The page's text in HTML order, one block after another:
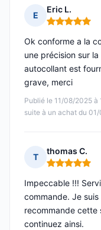
E
Eric L.
Note : 5 sur 5
Publié le 11/08/2025 à
suite à un achat du
Ok conforme a la
une précision sur
autocollant est
grave, merci
T
thomas C.
Note : 5 sur 5
Impeccable !!!
commande. Je
recommande cette
continuez ainsi.